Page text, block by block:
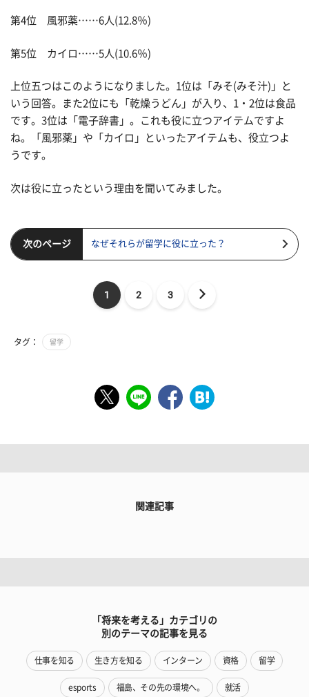
第4位 風邪薬……6人(12.8％)
第5位 カイロ……5人(10.6％)
上位五つはこのようになりました。1位は「みそ(みそ汁)」と
いう回答。また2位にも「乾燥うどん」が入り、1・2位は食品
です。3位は「電子辞書」。これも役に立つアイテムですよ
ね。「風邪薬」や「カイロ」といったアイテムも、役立つよ
うです。
次は役に立ったという理由を聞いてみました。
次のページ なぜそれらが留学に役に立った？
1 2 3
タグ： 留学
関連記事
「将来を考える」カテゴリの
別のテーマの記事を見る
仕事を知る 生き方を知る インターン 資格 留学
esports 福島、その先の環境へ。 就活